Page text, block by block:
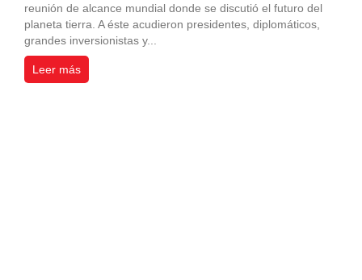
reunión de alcance mundial donde se discutió el futuro del
planeta tierra. A éste acudieron presidentes, diplomáticos,
grandes inversionistas y...
Leer más